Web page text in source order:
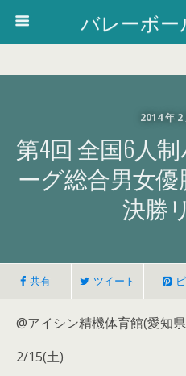
バレーボ
2014 年 2
第4回 全国6人
ーグ総合男女
決勝
共有 ツイート
@アイシン精機体育館(愛知
2/15(土)